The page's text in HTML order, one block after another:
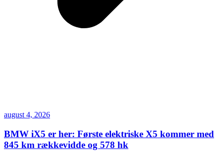
august 4, 2026
BMW iX5 er her: Første elektriske X5 kommer med
845 km rækkevidde og 578 hk